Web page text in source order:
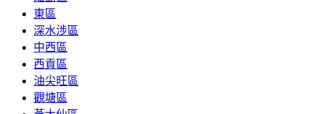
東區
深水涉區
中西區
西貢區
油尖旺區
觀塘區